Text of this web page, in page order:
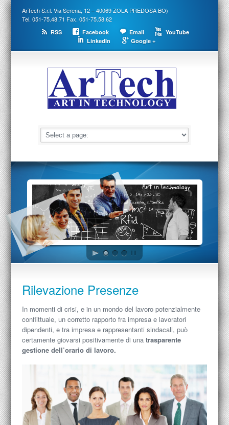
ArTech S.r.l. Via Serena, 12 – 40069 ZOLA PREDOSA BO)
Tel. 051-75.48.71 Fax. 051-75.58.62
RSS Facebook Email
YouTube
LinkedIn
Google +
Rilevazione Presenze
In momenti di crisi, e in un mondo del lavoro potenzialmente
conflittuale, un corretto rapporto fra impresa e lavoratori
dipendenti, e tra impresa e rappresentanti sindacali, può
certamente giovarsi positivamente di una trasparente
gestione dell’orario di lavoro.